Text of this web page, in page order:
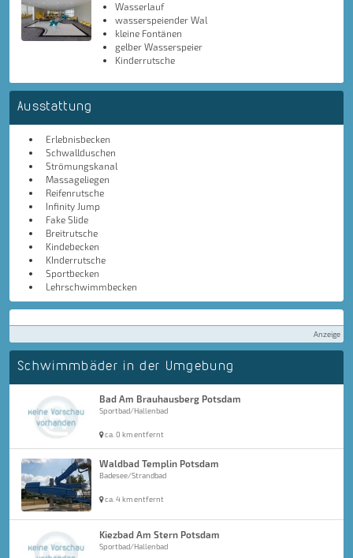
Wasserlauf
wasserspeiender Wal
kleine Fontänen
gelber Wasserspeier
Kinderrutsche
Ausstattung
Erlebnisbecken
Schwallduschen
Strömungskanal
Massageliegen
Reifenrutsche
Infinity Jump
Fake Slide
Breitrutsche
Kindebecken
KInderrutsche
Sportbecken
Lehrschwimmbecken
Anzeige
Schwimmbäder in der Umgebung
Bad Am Brauhausberg Potsdam
Sportbad/Hallenbad
ca. 0 km entfernt
Waldbad Templin Potsdam
Badesee/Strandbad
ca. 4 km entfernt
Kiezbad Am Stern Potsdam
Sportbad/Hallenbad